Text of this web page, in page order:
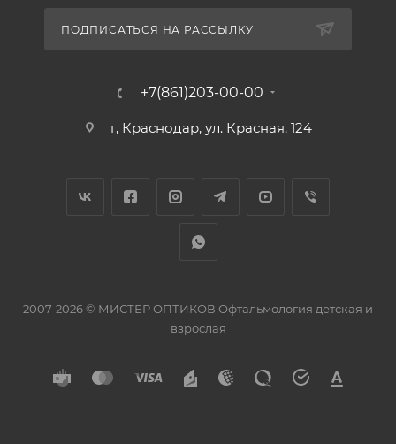
ПОДПИСАТЬСЯ НА РАССЫЛКУ
+7(861)203-00-00
г, Краснодар, ул. Красная, 124
2007-2026 © МИСТЕР ОПТИКОВ Офтальмология детская и
взрослая